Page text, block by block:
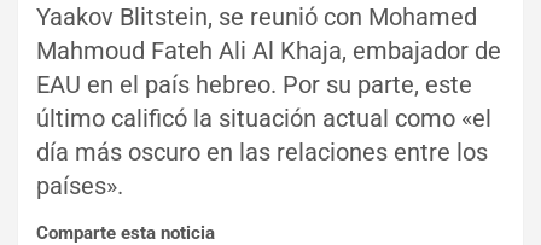
Yaakov Blitstein, se reunió con Mohamed
Mahmoud Fateh Ali Al Khaja, embajador de
EAU en el país hebreo. Por su parte, este
último calificó la situación actual como «el
día más oscuro en las relaciones entre los
países».
Comparte esta noticia